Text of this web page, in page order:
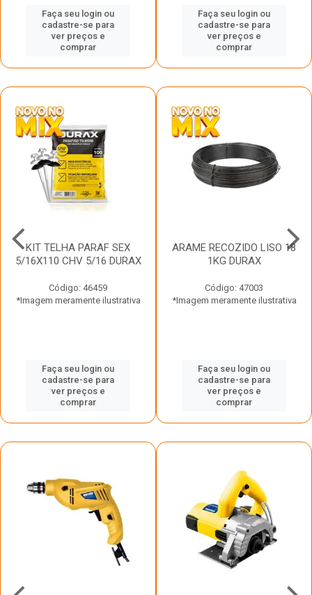
Faça seu login ou
cadastre-se para
ver preços e
comprar
Faça seu login ou
cadastre-se para
ver preços e
comprar
KIT TELHA PARAF SEX
5/16X110 CHV 5/16 DURAX
Código: 46459
*Imagem meramente ilustrativa
Faça seu login ou
cadastre-se para
ver preços e
comprar
ARAME RECOZIDO LISO 18
1KG DURAX
Código: 47003
*Imagem meramente ilustrativa
Faça seu login ou
cadastre-se para
ver preços e
comprar